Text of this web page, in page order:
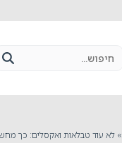
» לא עוד טבלאות ואקסלים: כך